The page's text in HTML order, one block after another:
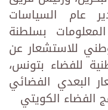
عام السياسات
بسلطنة
للاستشعار عن
للفضاء بتونس،
البعدي الفضائي
الفضاء الكويتي